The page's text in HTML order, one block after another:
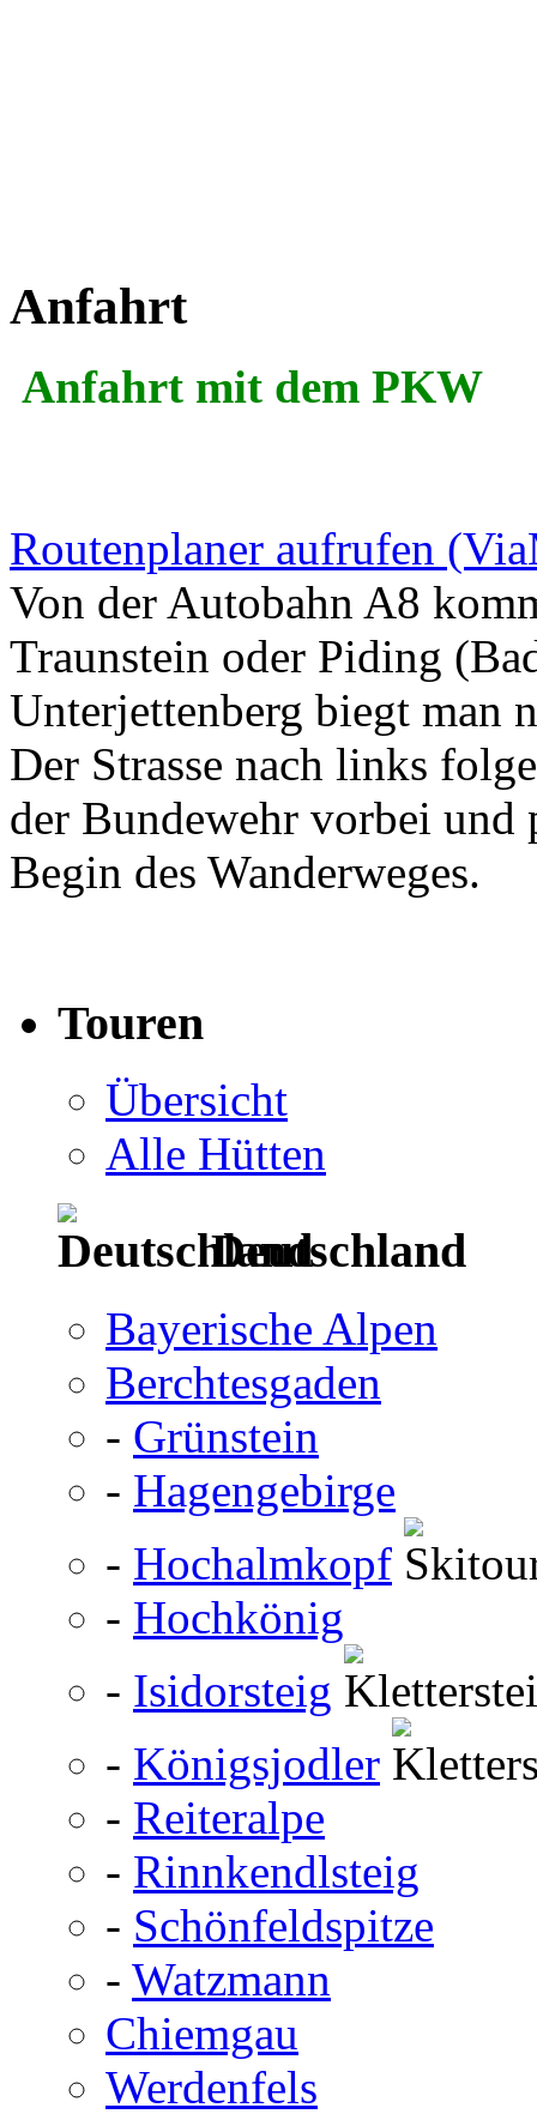
Anfahrt
Anfahrt mit dem PKW
Routenplaner aufrufen
Von der Autobahn A8
Traunstein oder Piding
Unterjettenberg biegt man
Der Strasse nach links
der Bundewehr vorbei und
Begin des Wanderweges.
Touren
Übersicht
Alle Hütten
Deutschland
Bayerische Alpen
Berchtesgaden
- Grünstein
- Hagengebirge
- Hochalmkopf
- Hochkönig
- Isidorsteig
- Königsjodler
- Reiteralpe
- Rinnkendlsteig
- Schönfeldspitze
- Watzmann
Chiemgau
Werdenfels